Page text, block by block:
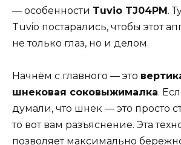
— особенности Tuvio TJ04PM.
Tuvio постарались, чтобы этот
не только глаз, но и делом.
Начнём с главного — это
шнековая соковыжималка.
думали, что шнек — это просто
то вот вам разъяснение. Эта
позволяет максимально